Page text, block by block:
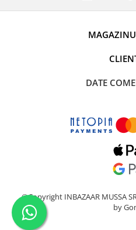
DATE
©Copyright INBAZAAR MUSSA
by